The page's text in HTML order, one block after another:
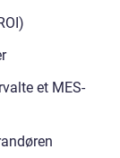
et MES-